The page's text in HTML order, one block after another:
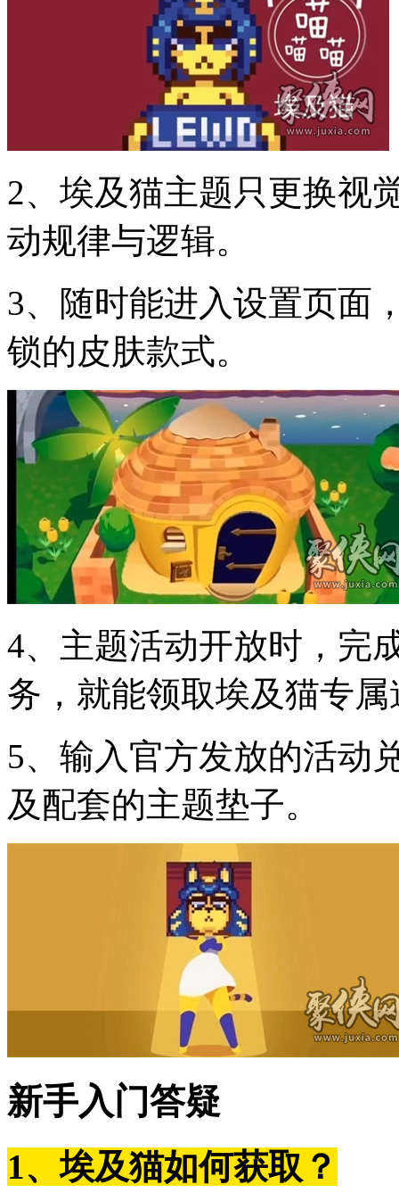
2、埃及猫主题只更换视
动规律与逻辑。
3、随时能进入设置页面
锁的皮肤款式。
4、主题活动开放时，完
务，就能领取埃及猫专属
5、输入官方发放的活动
及配套的主题垫子。
新手入门答疑
1、埃及猫如何获取？